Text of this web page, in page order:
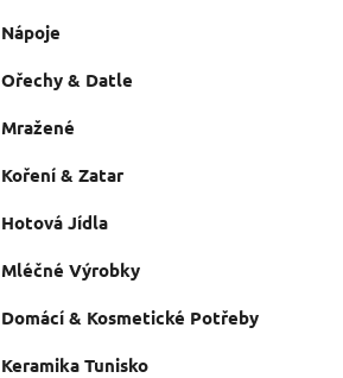
Nápoje
Ořechy & Datle
Mražené
Koření & Zatar
Hotová Jídla
Mléčné Výrobky
Domácí & Kosmetické Potřeby
Keramika Tunisko